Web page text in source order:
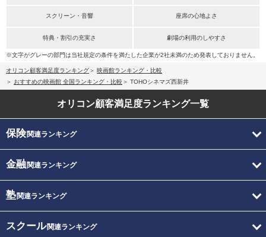
スクリーン・音響 座席の心地よさ
特典・割引の充実さ 劇場の利用のしやすさ
※文字がグレーの部門は当社規定の条件を満たした企業が2社未満のため発表しておりません。
オリコン顧客満足度ランキング
映画館ランキング・比較
おすすめの映画館 全国ランキング・比較
TOHOシネマズ西新井
オリコン顧客満足度ランキング一覧
保険関連ランキング
金融関連ランキング
塾関連ランキング
スクール関連ランキング